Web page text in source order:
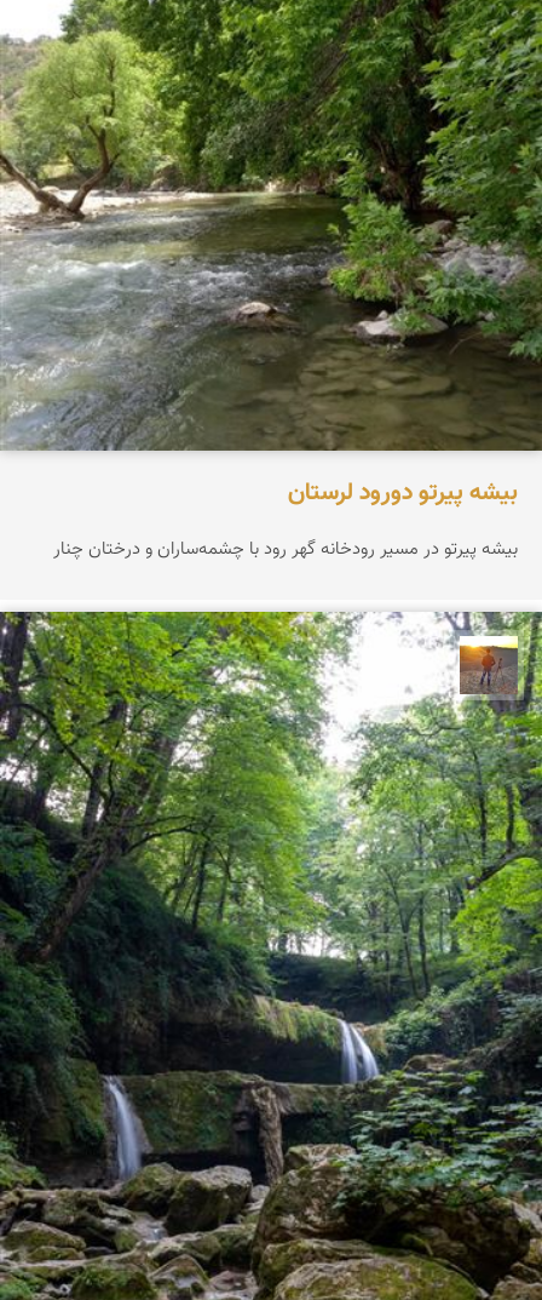
بیشه پیرتو دورود لرستان
بیشه پیرتو در مسیر رودخانه گهر رود با چشمه‌ساران و درختان چنار